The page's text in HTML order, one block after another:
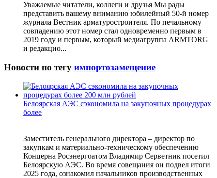
Уважаемые читатели, коллеги и друзья Мы рады
представить вашему вниманию юбилейный 50-й номер
журнала Вестник арматуростроителя. По печальному
совпадению этот номер стал одновременно первым в
2019 году и первым, который медиагруппа ARMTORG
и редакцио...
Новости по тегу импортозамещение
Белоярская АЭС сэкономила на закупочных процедурах
более
Заместитель генерального директора – директор по
закупкам и материально-техническому обеспечению
Концерна Росэнергоатом Владимир Серветник посетил
Белоярскую АЭС. Во время совещания он подвел итоги
2025 года, ознакомил начальников производственных